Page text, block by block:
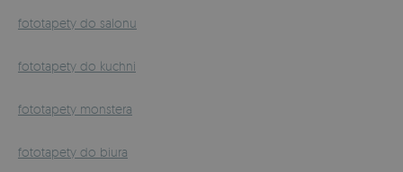
fototapety do salonu
fototapety do kuchni
fototapety monstera
fototapety do biura